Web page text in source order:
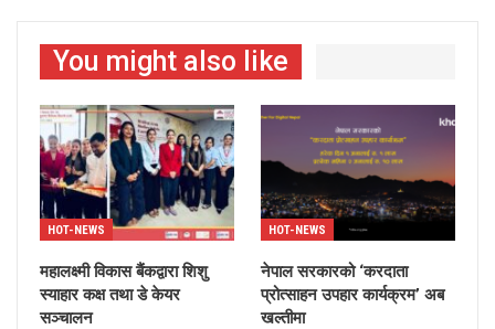
You might also like
HOT-NEWS
महालक्ष्मी विकास बैंकद्वारा शिशु
स्याहार कक्ष तथा डे केयर
सञ्चालन
HOT-NEWS
नेपाल सरकारको ‘करदाता
प्रोत्साहन उपहार कार्यक्रम’ अब
खल्तीमा